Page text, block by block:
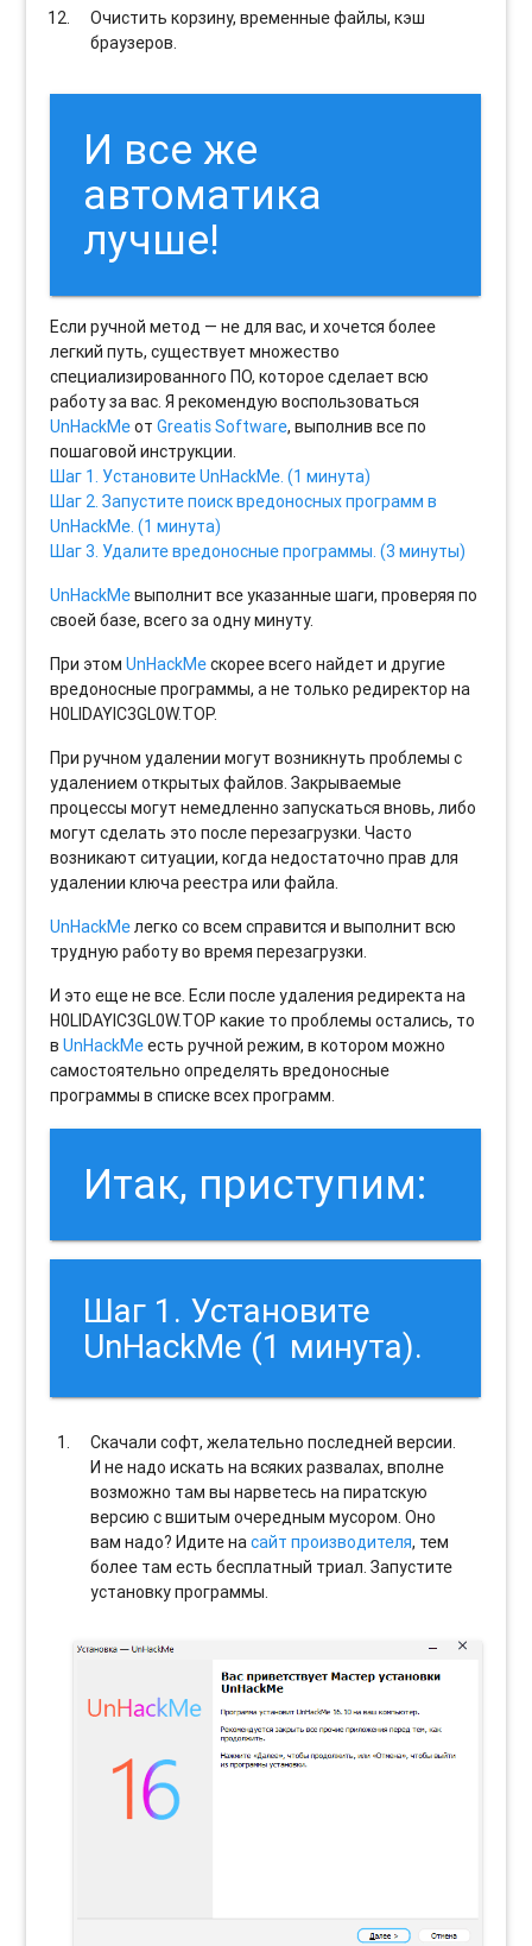
Очистить корзину, временные файлы, кэш
браузеров.
И все же
автоматика
лучше!
Если ручной метод — не для вас, и хочется более
легкий путь, существует множество
специализированного ПО, которое сделает всю
работу за вас. Я рекомендую воспользоваться
UnHackMeотGreatis Software, выполнив все по
пошаговой инструкции.
Шаг 1. Установите UnHackMe. (1 минута)
Шаг 2. Запустите поиск вредоносных программ в
UnHackMe. (1 минута)
Шаг 3. Удалите вредоносные программы. (3 минуты)
UnHackMeвыполнит все указанные шаги, проверяя по
своей базе, всего за одну минуту.
При этомUnHackMeскорее всего найдет и другие
вредоносные программы, а не только редиректор на
H0LIDAYIC3GL0W.TOP.
При ручном удалении могут возникнуть проблемы с
удалением открытых файлов. Закрываемые
процессы могут немедленно запускаться вновь, либо
могут сделать это после перезагрузки. Часто
возникают ситуации, когда недостаточно прав для
удалении ключа реестра или файла.
UnHackMeлегко со всем справится и выполнит всю
трудную работу во время перезагрузки.
И это еще не все. Если после удаления редиректа на
H0LIDAYIC3GL0W.TOP какие то проблемы остались, то
вUnHackMeесть ручной режим, в котором можно
самостоятельно определять вредоносные
программы в списке всех программ.
Итак, приступим:
Шаг 1. Установите
UnHackMe (1 минута).
Скачали софт, желательно последней версии.
И не надо искать на всяких развалах, вполне
возможно там вы нарветесь на пиратскую
версию с вшитым очередным мусором. Оно
вам надо? Идите насайт производителя, тем
более там есть бесплатный триал. Запустите
установку программы.